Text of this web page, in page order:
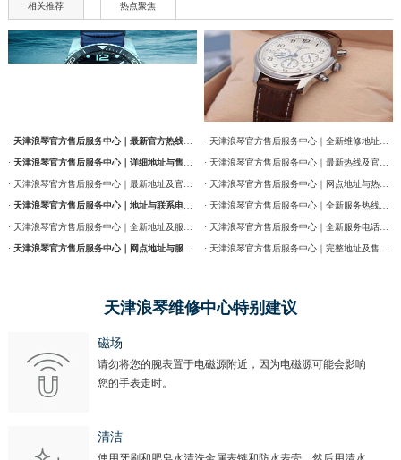
相关推荐 热点聚焦
· 天津浪琴官方售后服务中心｜最新官方热线及维修地址权威信息通告（2026年7月最新）
· 天津浪琴官方售后服务中心｜详细地址与售后服务电话权威信息公告（2026年7月最新）
· 天津浪琴官方售后服务中心｜地址与联系电话权威信息公告（2026年7月最新）
· 天津浪琴官方售后服务中心｜网点地址与服务热线权威信息公示（2026年7月最新）
天津浪琴维修中心特别建议
磁场
请勿将您的腕表置于电磁源附近，因为电磁源可能会影响
您的手表走时。
清洁